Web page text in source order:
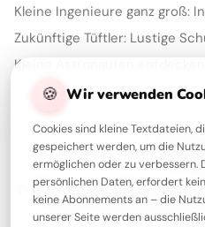
🍪 Wir verwenden
Cookies sind kleine Textdateien,
gespeichert werden, um die
ermöglichen oder zu verbessern.
persönlichen Daten, erfordert
keine Abonnements an – die
unserer Seite werden
Über
Debilder ist deine Plattform für
zum Teilen. Entdecke unsere